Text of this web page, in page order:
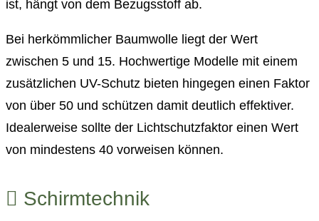
ist, hängt von dem Bezugsstoff ab.
Bei herkömmlicher Baumwolle liegt der Wert
zwischen 5 und 15. Hochwertige Modelle mit einem
zusätzlichen UV-Schutz bieten hingegen einen Faktor
von über 50 und schützen damit deutlich effektiver.
Idealerweise sollte der Lichtschutzfaktor einen Wert
von mindestens 40 vorweisen können.
Schirmtechnik